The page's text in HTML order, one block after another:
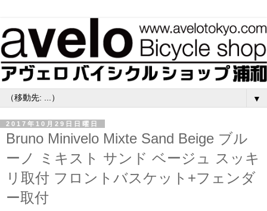
▼
2017年10月29日日曜日
Bruno Minivelo Mixte Sand Beige ブル
ーノ ミキスト サンド ベージュ スッキ
リ取付 フロントバスケット+フェンダ
ー取付